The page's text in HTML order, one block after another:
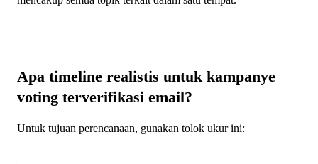
Apa timeline realistis untuk kampanye
voting terverifikasi email?
Untuk tujuan perencanaan, gunakan tolok ukur ini: